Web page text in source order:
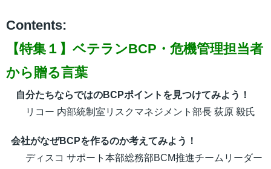
Contents:
【特集１】ベテランBCP・危機管理担当者
から贈る言葉
自分たちならではのBCPポイントを見つけてみよう！
リコー 内部統制室リスクマネジメント部長 荻原 毅氏
会社がなぜBCPを作るのか考えてみよう！
ディスコ サポート本部総務部BCM推進チームリーダー